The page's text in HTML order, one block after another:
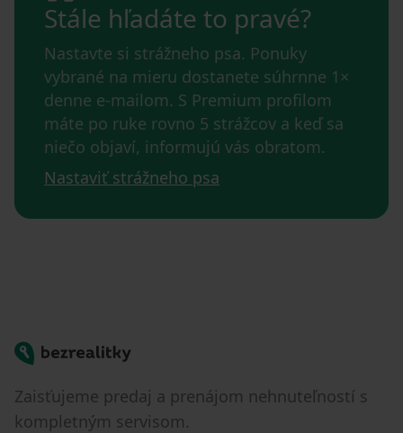
Stále hľadáte to pravé?
Nastavte si strážneho psa. Ponuky
vybrané na mieru dostanete súhrnne 1×
denne e-mailom. S Premium profilom
máte po ruke rovno 5 strážcov a keď sa
niečo objaví, informujú vás obratom.
Nastaviť strážneho psa
Bezrealitky
Zaisťujeme predaj a prenájom nehnuteľností s
kompletným servisom.